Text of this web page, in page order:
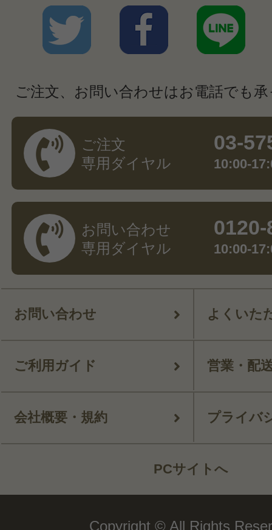
ご注文、お問い合わせはお電話でも
ご注文
専用ダイヤル
03-
10:00-
お問い合わせ
専用ダイヤル
10:00-
お問い合わせ よくいた
ご利用ガイド 営業・配
会社概要・規約 プライバ
PCサイトへ
Copyright © All Rights